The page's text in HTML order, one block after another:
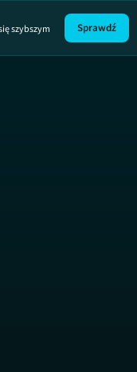
szybszym
Sprawdź